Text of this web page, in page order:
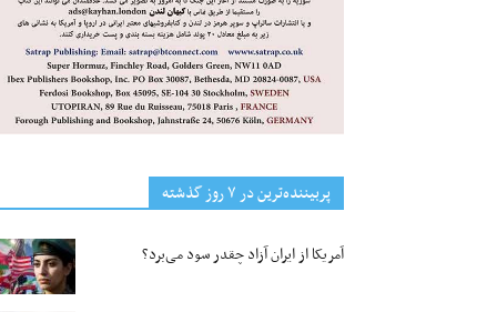
پربیننده‌ترین‌ در ۷ روز گذشته
آمریکا از ایران آزاد چقدر سود می‌برد؟